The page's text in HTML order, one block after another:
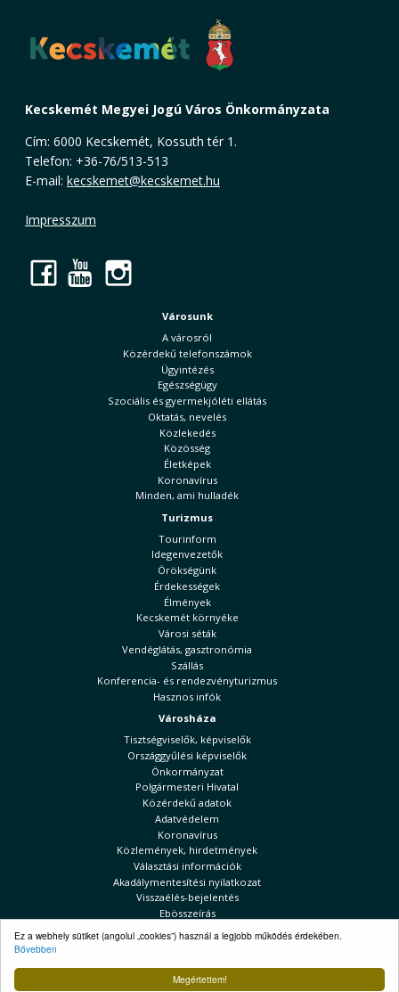
Megértettem!
Ez a webhely sütiket (angolul „cookies”) használ a legjobb működés érdekében.
Bővebben
Kecskemét Megyei Jogú Város Önkormányzata
Cím: 6000 Kecskemét, Kossuth tér 1.
Telefon: +36-76/513-513
E-mail: kecskemet@kecskemet.hu
Impresszum
Facebook
YouTube
Városunk
A városról
Közérdekű telefonszámok
Ügyintézés
Egészségügy
Szociális és gyermekjóléti ellátás
Oktatás, nevelés
Közlekedés
Közösség
Életképek
Koronavírus
Minden, ami hulladék
Turizmus
Tourinform
Idegenvezetők
Örökségünk
Érdekességek
Élmények
Kecskemét környéke
Városi séták
Vendéglátás, gasztronómia
Szállás
Konferencia- és rendezvényturizmus
Hasznos infók
Városháza
Tisztségviselők, képviselők
Országgyűlési képviselők
Önkormányzat
Polgármesteri Hivatal
Közérdekű adatok
Adatvédelem
Koronavírus
Közlemények, hirdetmények
Választási információk
Akadálymentesítési nyilatkozat
Visszaélés-bejelentés
Ebösszeírás
Kecskeméti Hírek